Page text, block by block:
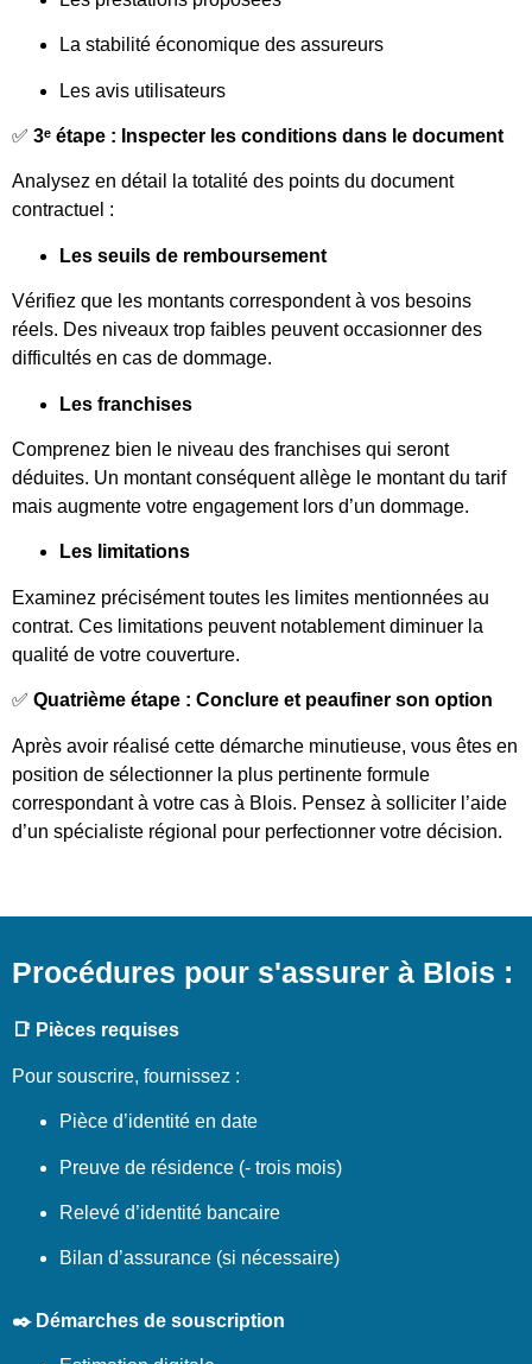
La stabilité économique des assureurs
Les avis utilisateurs
✅ 3ᵉ étape : Inspecter les conditions dans le document
Analysez en détail la totalité des points du document
contractuel :
Les seuils de remboursement
Vérifiez que les montants correspondent à vos besoins
réels. Des niveaux trop faibles peuvent occasionner des
difficultés en cas de dommage.
Les franchises
Comprenez bien le niveau des franchises qui seront
déduites. Un montant conséquent allège le montant du tarif
mais augmente votre engagement lors d’un dommage.
Les limitations
Examinez précisément toutes les limites mentionnées au
contrat. Ces limitations peuvent notablement diminuer la
qualité de votre couverture.
✅ Quatrième étape : Conclure et peaufiner son option
Après avoir réalisé cette démarche minutieuse, vous êtes en
position de sélectionner la plus pertinente formule
correspondant à votre cas à Blois. Pensez à solliciter l’aide
d’un spécialiste régional pour perfectionner votre décision.
Procédures pour s'assurer à Blois :
📑 Pièces requises
Pour souscrire, fournissez :
Pièce d’identité en date
Preuve de résidence (- trois mois)
Relevé d’identité bancaire
Bilan d’assurance (si nécessaire)
✒️ Démarches de souscription